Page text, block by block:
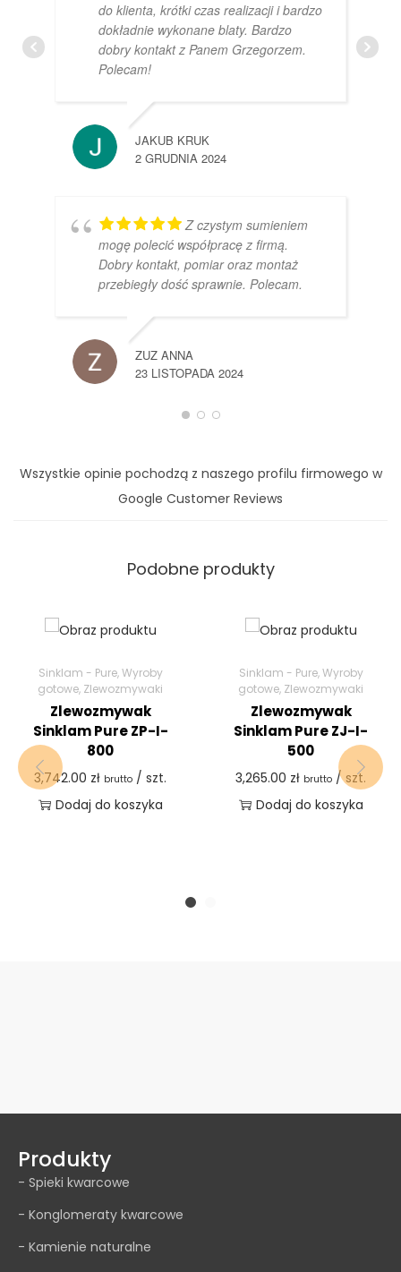
do klienta, krótki czas realizacji i bardzo
dokładnie wykonane blaty. Bardzo
dobry kontakt z Panem Grzegorzem.
Polecam!
JAKUB KRUK
2 GRUDNIA 2024
Z czystym sumieniem
mogę polecić współpracę z firmą.
Dobry kontakt, pomiar oraz montaż
przebiegły dość sprawnie. Polecam.
ZUZ ANNA
23 LISTOPADA 2024
Wszystkie opinie pochodzą z naszego profilu firmowego w
Google Customer Reviews
Podobne produkty
Sinklam - Pure,Wyroby
gotowe, Zlewozmywaki
Zlewozmywak
Sinklam Pure ZP-I-
800
3,742.00 zł brutto / szt.
Dodaj do koszyka
Sinklam - Pure,Wyroby
gotowe, Zlewozmywaki
Zlewozmywak
Sinklam Pure ZJ-I-
500
3,265.00 zł brutto / szt.
Dodaj do koszyka
Produkty
- Spieki kwarcowe
- Konglomeraty kwarcowe
- Kamienie naturalne